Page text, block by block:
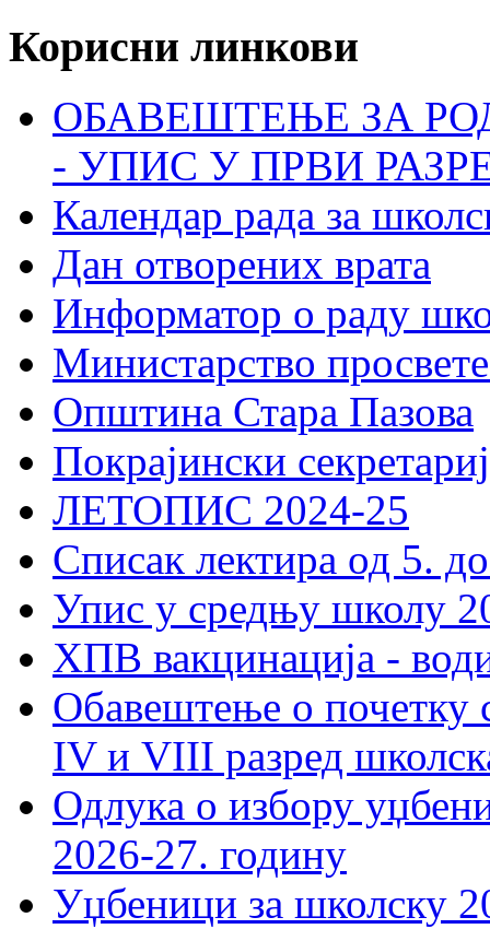
Корисни линкови
ОБАВЕШТЕЊЕ ЗА
- УПИС У ПРВИ
Календар рада за
Дан отворених врата
Информатор о раду
Министарство
Општина Стара Пазова
Покрајински
ЛЕТОПИС 2024-25
Списак лектира од 5.
Упис у средњу школу
ХПВ вакцинација -
Обавештење о почетку
IV и VIII разред
Одлука о избору
2026-27. годину
Уџбеници за школску